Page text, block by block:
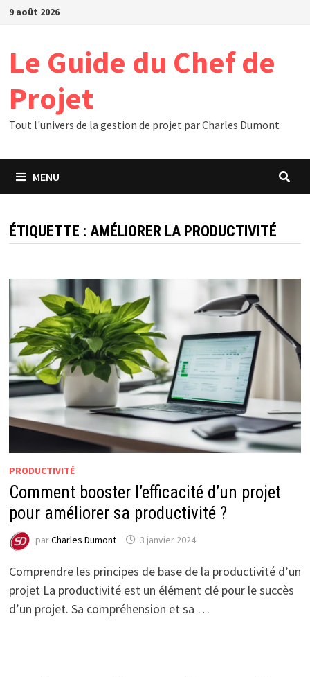
Passer
9 août 2026
Le Guide du Chef de
Projet
Tout l'univers de la gestion de projet par Charles Dumont
MENU
ÉTIQUETTE : AMÉLIORER LA PRODUCTIVITÉ
PRODUCTIVITÉ
Comment booster l’efficacité d’un projet
pour améliorer sa productivité ?
parCharles Dumont 3 janvier 2024
Comprendre les principes de base de la productivité d’un
projet La productivité est un élément clé pour le succès
d’un projet. Sa compréhension et sa …